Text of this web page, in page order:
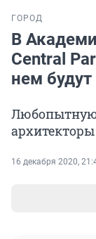
ГОРОД
В
Central
нем
архитекторы
16 декабря 2020,